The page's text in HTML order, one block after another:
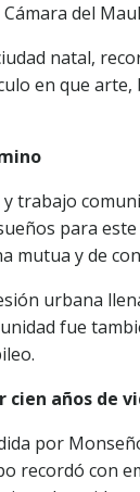
del
natal,
en que
trabajo
para
mutua y de
urbana
fue
cien años de
por
recordó con